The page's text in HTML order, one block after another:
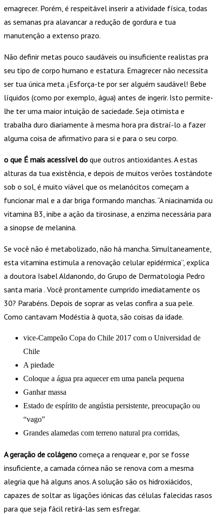
emagrecer. Porém, é respeitável inserir a atividade física, todas
as semanas pra alavancar a redução de gordura e tua
manutenção a extenso prazo.
Não definir metas pouco saudáveis ou insuficiente realistas pra
seu tipo de corpo humano e estatura. Emagrecer não necessita
ser tua única meta. ¡Esforça-te por ser alguém saudável! Bebe
líquidos (como por exemplo, água) antes de ingerir. Isto permite-
lhe ter uma maior intuição de saciedade. Seja otimista e
trabalha duro diariamente à mesma hora pra distraí-lo a fazer
alguma coisa de afirmativo para si e para o seu corpo.
o que É mais acessível do que outros antioxidantes. A estas
alturas da tua existência, e depois de muitos verões tostándote
sob o sol, é muito viável que os melanócitos começam a
funcionar mal e a dar briga formando manchas. “A niacinamida ou
vitamina B3, inibe a ação da tirosinase, a enzima necessária para
a sinopse de melanina.
Se você não é metabolizado, não há mancha. Simultaneamente,
esta vitamina estimula a renovação celular epidérmica”, explica
a doutora Isabel Aldanondo, do Grupo de Dermatologia Pedro
santa maria . Você prontamente cumprido imediatamente os
30? Parabéns. Depois de soprar as velas confira a sua pele.
Como cantavam Modéstia à quota, são coisas da idade.
vice-Campeão Copa do Chile 2017 com o Universidad de
Chile
A piedade
Coloque a água pra aquecer em uma panela pequena
Ganhar massa
Estado de espírito de angústia persistente, preocupação ou
“vago”
Grandes alamedas com terreno natural pra corridas,
A geração de colágeno começa a renquear e, por se fosse
insuficiente, a camada córnea não se renova com a mesma
alegria que há alguns anos. A solução são os hidroxiácidos,
capazes de soltar as ligações iónicas das células falecidas rasos
para que seja fácil retirá-las sem esfregar.